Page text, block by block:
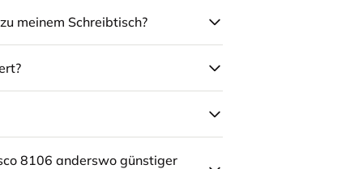
meinem Schreibtisch?
8106 anderswo günstiger